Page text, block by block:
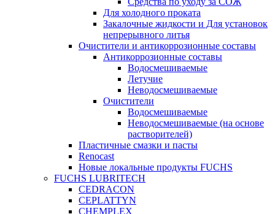
Для холодного проката
Закалочные жидкости и Для установок
непрерывного литья
Очистители и антикоррозионные составы
Антикоррозионные составы
Водосмешиваемые
Летучие
Неводосмешиваемые
Очистители
Водосмешиваемые
Неводосмешиваемые (на основе
растворителей)
Пластичные смазки и пасты
Renocast
Новые локальные продукты FUCHS
FUCHS LUBRITECH
CEDRACON
CEPLATTYN
CHEMPLEX